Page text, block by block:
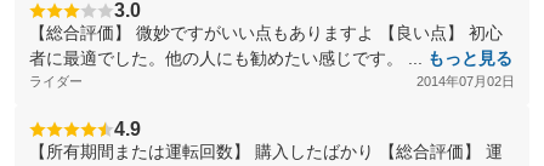
3.0
【総合評価】 微妙ですがいい点もありますよ 【良い点】 初心
者に最適でした。他の人にも勧めたい感じです。 ...
もっと見る
ライダー 2014年07月02日
4.9
【所有期間または運転回数】 購入したばかり 【総合評価】 運